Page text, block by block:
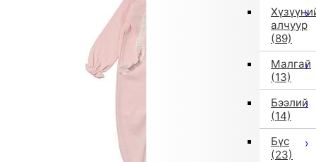
алчуур
(89)
Малгай
(13)
Бээлий
(14)
Бүс
(23)